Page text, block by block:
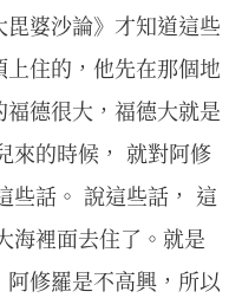
婆沙論》才知道這些
住的，他先在那個地
德很大，福德大就是
來的時候， 就對阿修
些話。 說這些話， 這
海裡面去住了。就是
修羅是不高興，所以